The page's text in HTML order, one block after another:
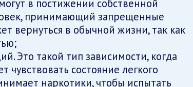
в постижении собственной
принимающий запрещенные
вернуться в обычной жизни, так как
Это такой тип зависимости, когда
чувствовать состояние легкого
наркотики, чтобы испытать